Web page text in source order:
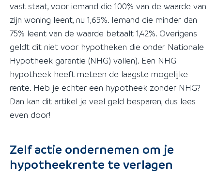
vast staat, voor iemand die 100% van de waarde van
zijn woning leent, nu 1,65%. Iemand die minder dan
75% leent van de waarde betaalt 1,42%. Overigens
geldt dit niet voor hypotheken die onder Nationale
Hypotheek garantie (NHG) vallen). Een NHG
hypotheek heeft meteen de laagste mogelijke
rente. Heb je echter een hypotheek zonder NHG?
Dan kan dit artikel je veel geld besparen, dus lees
even door!
Zelf actie ondernemen om je
hypotheekrente te verlagen